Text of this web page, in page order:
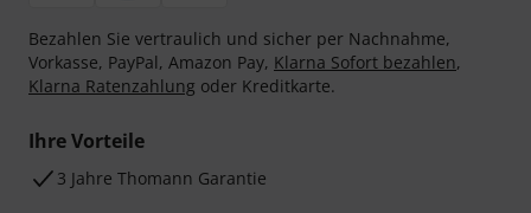
Bezahlen Sie vertraulich und sicher per Nachnahme,
Vorkasse, PayPal, Amazon Pay, Klarna Sofort bezahlen,
Klarna Ratenzahlung oder Kreditkarte.
Ihre Vorteile
3 Jahre Thomann Garantie